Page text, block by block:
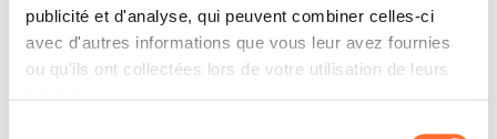
publicité et d'analyse, qui peuvent combiner celles-ci
avec d'autres informations que vous leur avez fournies
ou qu'ils ont collectées lors de votre utilisation de leurs